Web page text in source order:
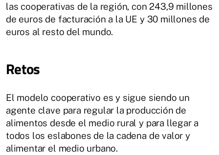
las cooperativas de la región, con 243,9 millones
de euros de facturación a la UE y 30 millones de
euros al resto del mundo.
Retos
El modelo cooperativo es y sigue siendo un
agente clave para regular la producción de
alimentos desde el medio rural y para llegar a
todos los eslabones de la cadena de valor y
alimentar el medio urbano.